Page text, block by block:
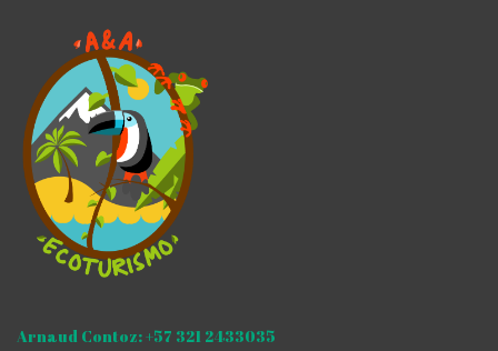
Arnaud Contoz: +57 321 2433035